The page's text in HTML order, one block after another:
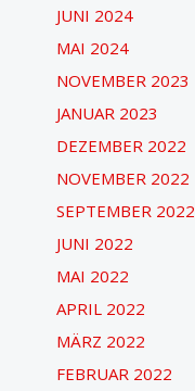
JUNI 2024
MAI 2024
NOVEMBER 2023
JANUAR 2023
DEZEMBER 2022
NOVEMBER 2022
SEPTEMBER 2022
JUNI 2022
MAI 2022
APRIL 2022
MÄRZ 2022
FEBRUAR 2022